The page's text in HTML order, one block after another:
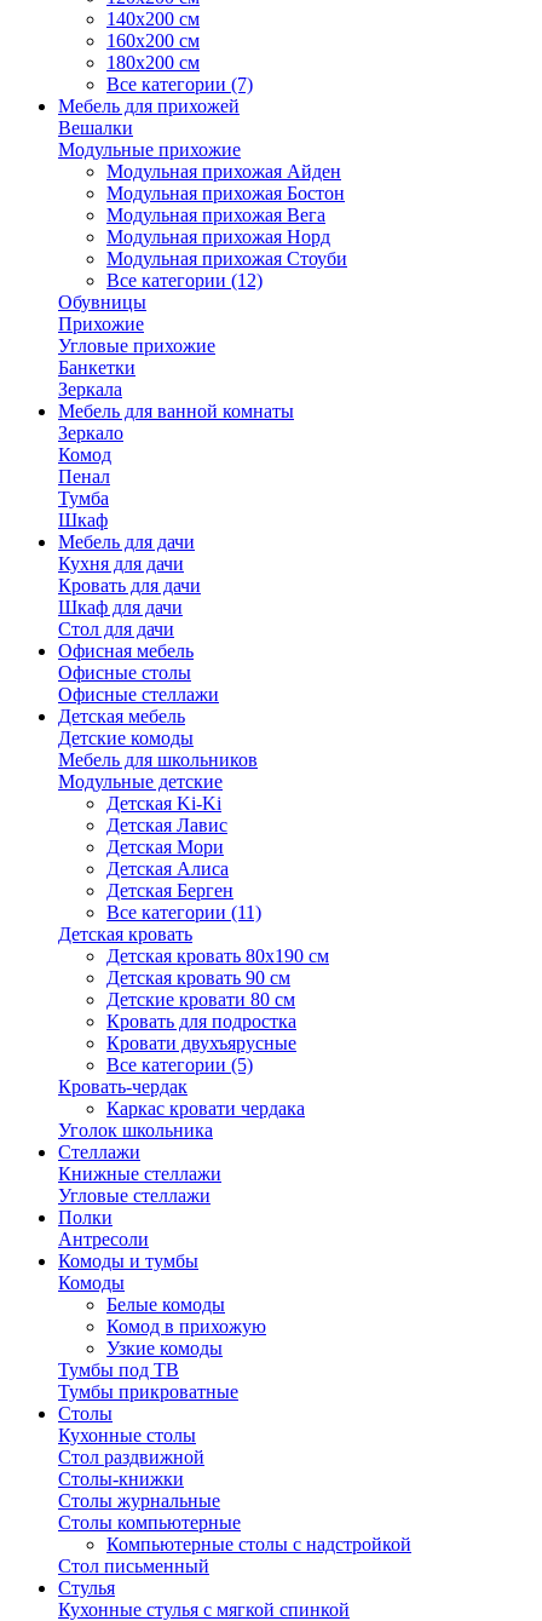
140х200 см
160х200 см
180х200 см
Все категории (7)
Мебель для прихожей
Вешалки
Модульные прихожие
Модульная прихожая Айден
Модульная прихожая Бостон
Модульная прихожая Вега
Модульная прихожая Норд
Модульная прихожая Стоуби
Все категории (12)
Обувницы
Прихожие
Угловые прихожие
Банкетки
Зеркала
Мебель для ванной комнаты
Зеркало
Комод
Пенал
Тумба
Шкаф
Мебель для дачи
Кухня для дачи
Кровать для дачи
Шкаф для дачи
Стол для дачи
Офисная мебель
Офисные столы
Офисные стеллажи
Детская мебель
Детские комоды
Мебель для школьников
Модульные детские
Детская Ki-Ki
Детская Лавис
Детская Мори
Детская Алиса
Детская Берген
Все категории (11)
Детская кровать
Детская кровать 80х190 см
Детская кровать 90 см
Детские кровати 80 см
Кровать для подростка
Кровати двухъярусные
Все категории (5)
Кровать-чердак
Каркас кровати чердака
Уголок школьника
Стеллажи
Книжные стеллажи
Угловые стеллажи
Полки
Антресоли
Комоды и тумбы
Комоды
Белые комоды
Комод в прихожую
Узкие комоды
Тумбы под ТВ
Тумбы прикроватные
Столы
Кухонные столы
Стол раздвижной
Столы-книжки
Столы журнальные
Столы компьютерные
Компьютерные столы с надстройкой
Стол письменный
Стулья
Кухонные стулья с мягкой спинкой